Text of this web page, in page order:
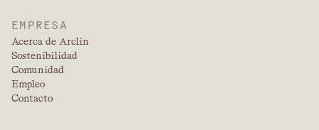
EMPRESA
Acerca de Arclin
Sostenibilidad
Comunidad
Empleo
Contacto